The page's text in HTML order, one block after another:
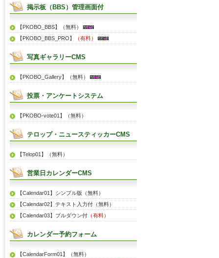
掲示板（BBS）管理画面付
【PKOBO_BBS】（無料）
【PKOBO_BBS_PRO】
（有料）
写真ギャラリーCMS
【PKOBO_Gallery】（無料）
投票・アンケートシステム
【PKOBO-vote01】（無料）
テロップ・ニュースティッカーCMS
【Telop01】（無料）
営業日カレンダーCMS
【Calendar01】シンプル版（無料）
【Calendar02】テキスト入力付（無料）
【Calendar03】プルダウン付 （有料）
カレンダー予約フォーム
【CalendarForm01】（無料）